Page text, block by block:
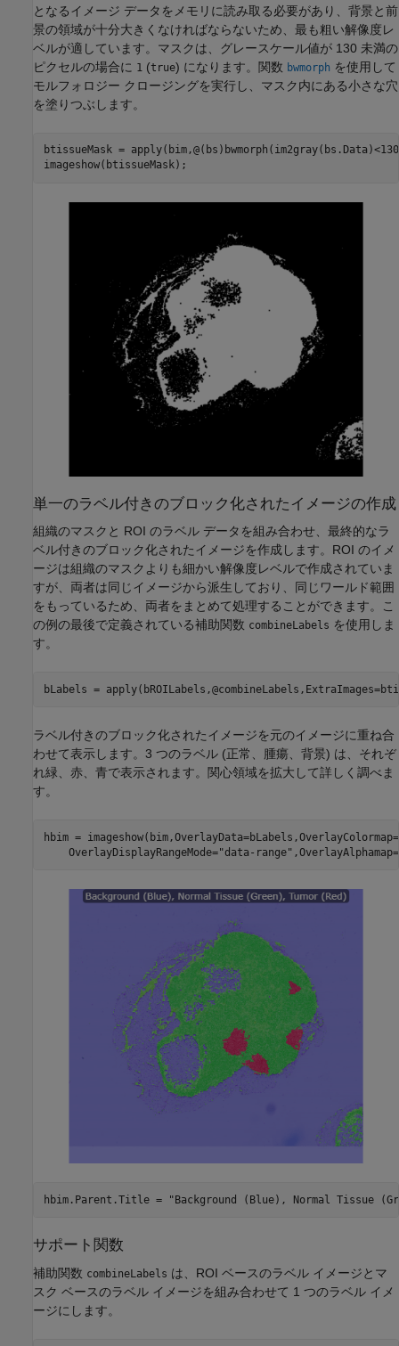
となるイメージ データをメモリに読み取る必要があり、背景と前
景の領域が十分大きくなければならないため、最も粗い解像度レ
ベルが適しています。マスクは、グレースケール値が 130 未満の
ピクセルの場合に 1 (true) になります。関数 bwmorph を使用して
モルフォロジー クロージングを実行し、マスク内にある小さな穴
を塗りつぶします。
btissueMask =
imageshow(btissueMask);
単一のラベル付きのブロック化されたイメージの作成
組織のマスクと ROI のラベル データを組み合わせ、最終的なラ
ベル付きのブロック化されたイメージを作成します。ROI のイメ
ージは組織のマスクよりも細かい解像度レベルで作成されていま
すが、両者は同じイメージから派生しており、同じワールド範囲
をもっているため、両者をまとめて処理することができます。こ
の例の最後で定義されている補助関数 combineLabels を使用しま
す。
bLabels =
ラベル付きのブロック化されたイメージを元のイメージに重ね合
わせて表示します。3 つのラベル (正常、腫瘍、背景) は、それぞ
れ緑、赤、青で表示されます。関心領域を拡大して詳しく調べま
す。
hbim =
    OverlayDisplayRangeMode=
"data-range"
hbim.Parent.Title = "Background (Blue), Normal Tissue
サポート関数
補助関数 combineLabels は、ROI ベースのラベル イメージとマ
スク ベースのラベル イメージを組み合わせて 1 つのラベル イメ
ージにします。